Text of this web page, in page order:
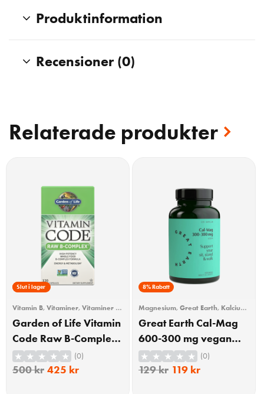
Produktinformation
Recensioner (0)
Relaterade produkter
15% Rabatt
Slut i lager
Vitamin B, Vitaminer, Vitaminer &
Mineraler
Garden of Life Vitamin
Code Raw B-Complex
120 Veganska Kapslar
(0)
500kr 425 kr
8% Rabatt
Magnesium, Great Earth, Kalcium,
Multimineral
Vitaminer &
Mineraler
Great Earth Cal-Mag
600-300 mg vegan
120 tabletter (0)
129kr 119 kr